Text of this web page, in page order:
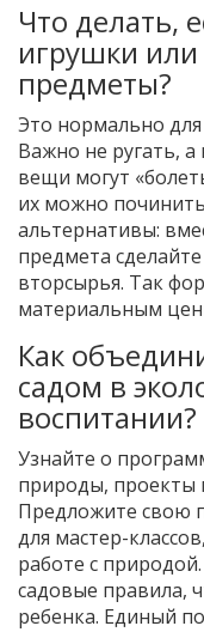
Что делать,
игрушки
предметы?
Это нормально
Важно не ругать, а
вещи могут
их можно
альтернативы:
предмета
вторсырья. Так
материальным
Как
садом в
воспитании?
Узнайте о
природы, проекты
Предложите свою
для мастер-
работе с
садовые правила,
ребенка. Единый